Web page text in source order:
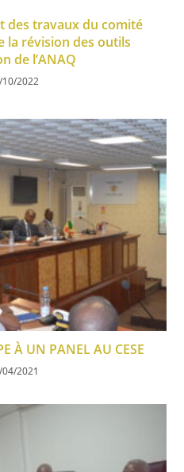
des travaux du comité
la révision des outils
de l’ANAQ
2022
À UN PANEL AU CESE
2021